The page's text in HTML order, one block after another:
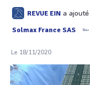
REVUE EIN a
Solmax France SAS
Le 18/11/2020